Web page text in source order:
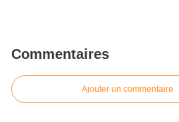
Commentaires
Ajouter un commentaire